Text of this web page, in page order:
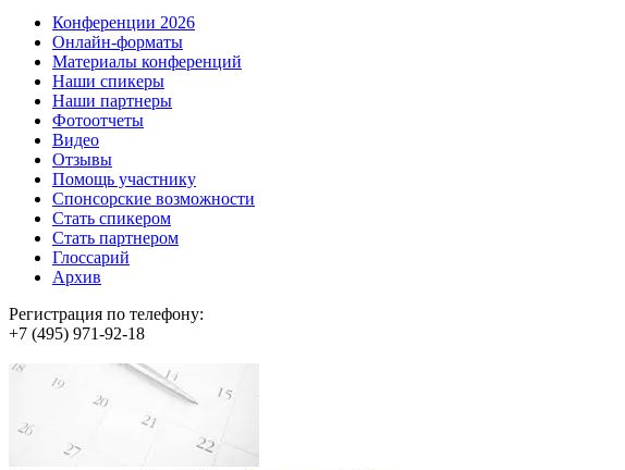
Конференции 2026
Онлайн-форматы
Материалы конференций
Наши спикеры
Наши партнеры
Фотоотчеты
Видео
Отзывы
Помощь участнику
Спонсорские возможности
Стать спикером
Стать партнером
Глоссарий
Архив
Регистрация по телефону:
+7 (495) 971-92-18